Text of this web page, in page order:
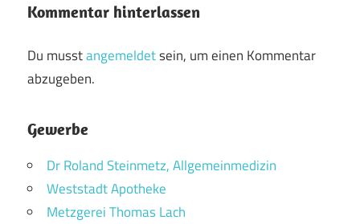
Kommentar hinterlassen
Du musstangemeldetsein, um einen Kommentar
abzugeben.
Gewerbe
Dr Roland Steinmetz, Allgemeinmedizin
Weststadt Apotheke
Metzgerei Thomas Lach